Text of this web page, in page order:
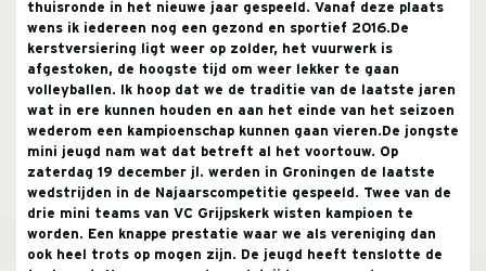
thuisronde in het nieuwe jaar gespeeld. Vanaf deze plaats
wens ik iedereen nog een gezond en sportief 2016. De
kerstversiering ligt weer op zolder, het vuurwerk is
afgestoken, de hoogste tijd om weer lekker te gaan
volleyballen. Ik hoop dat we de traditie van de laatste jaren
wat in ere kunnen houden en aan het einde van het seizoen
wederom een kampioenschap kunnen gaan vieren. De jongste
mini jeugd nam wat dat betreft al het voortouw. Op
zaterdag 19 december jl. werden in Groningen de laatste
wedstrijden in de Najaarscompetitie gespeeld. Twee van de
drie mini teams van VC Grijpskerk wisten kampioen te
worden. Een knappe prestatie waar we als vereniging dan
ook heel trots op mogen zijn. De jeugd heeft tenslotte de